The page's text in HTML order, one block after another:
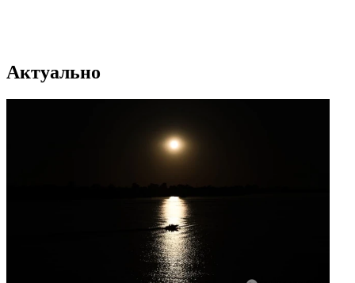
Актуально